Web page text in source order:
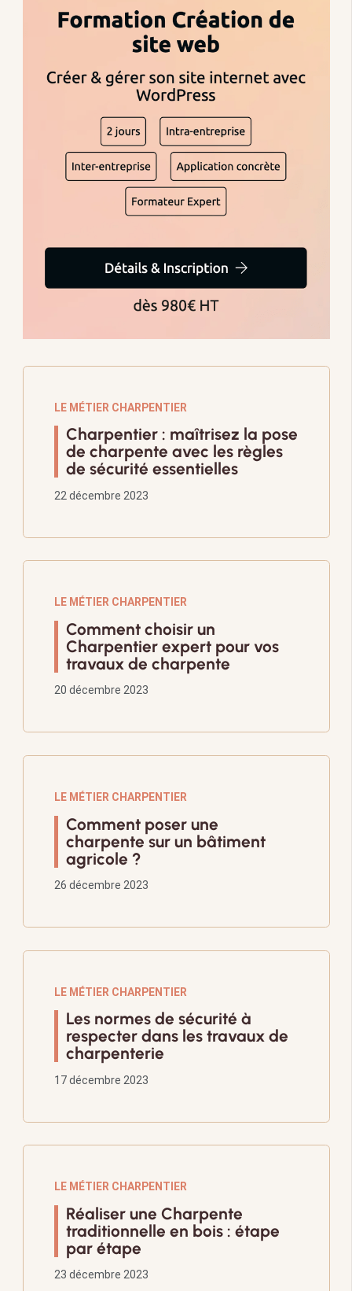
LE MÉTIER CHARPENTIER
Charpentier : maîtrisez la pose
de charpente avec les règles
de sécurité essentielles
22 décembre 2023
LE MÉTIER CHARPENTIER
Comment choisir un
Charpentier expert pour vos
travaux de charpente
20 décembre 2023
LE MÉTIER CHARPENTIER
Comment poser une
charpente sur un bâtiment
agricole ?
26 décembre 2023
LE MÉTIER CHARPENTIER
Les normes de sécurité à
respecter dans les travaux de
charpenterie
17 décembre 2023
LE MÉTIER CHARPENTIER
Réaliser une Charpente
traditionnelle en bois : étape
par étape
23 décembre 2023